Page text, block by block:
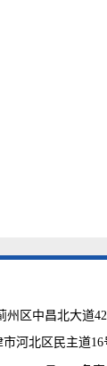
区中昌北大道
河北区民主道16